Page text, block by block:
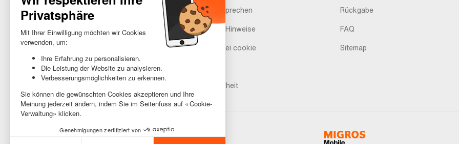
Samsung
Huawei
Benötigst du Hilfe?
Unser Versprechen
Rechtliche Hinweise
Gestione dei cookie
Barrierefreiheit
Rückgabe
FAQ
Sitemap